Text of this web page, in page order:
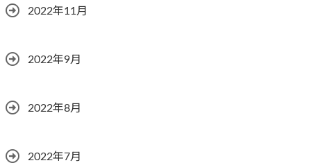
2022年11月
2022年9月
2022年8月
2022年7月